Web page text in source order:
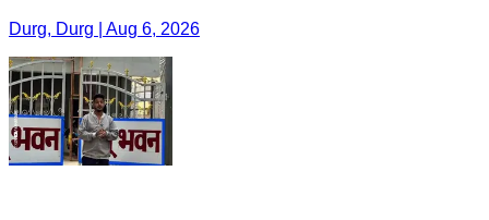
Durg, Durg | Aug 6, 2026